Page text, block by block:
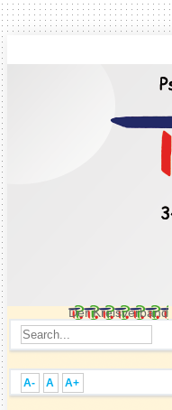
Der Kreisverband
A- A A+